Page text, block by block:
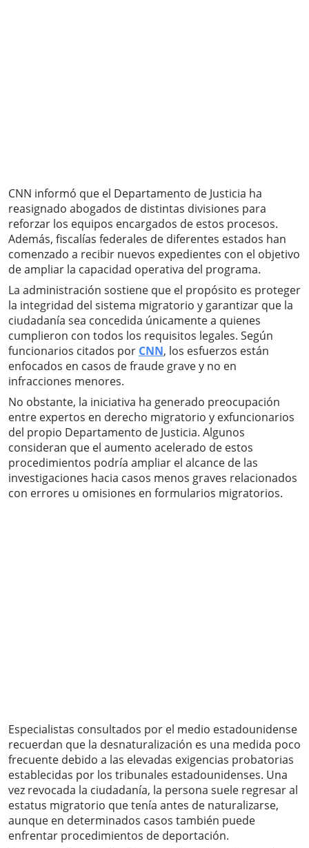
CNN informó que el Departamento de Justicia ha
reasignado abogados de distintas divisiones para
reforzar los equipos encargados de estos procesos.
Además, fiscalías federales de diferentes estados han
comenzado a recibir nuevos expedientes con el objetivo
de ampliar la capacidad operativa del programa.
La administración sostiene que el propósito es proteger
la integridad del sistema migratorio y garantizar que la
ciudadanía sea concedida únicamente a quienes
cumplieron con todos los requisitos legales. Según
funcionarios citados por CNN, los esfuerzos están
enfocados en casos de fraude grave y no en
infracciones menores.
No obstante, la iniciativa ha generado preocupación
entre expertos en derecho migratorio y exfuncionarios
del propio Departamento de Justicia. Algunos
consideran que el aumento acelerado de estos
procedimientos podría ampliar el alcance de las
investigaciones hacia casos menos graves relacionados
con errores u omisiones en formularios migratorios.
Especialistas consultados por el medio estadounidense
recuerdan que la desnaturalización es una medida poco
frecuente debido a las elevadas exigencias probatorias
establecidas por los tribunales estadounidenses. Una
vez revocada la ciudadanía, la persona suele regresar al
estatus migratorio que tenía antes de naturalizarse,
aunque en determinados casos también puede
enfrentar procedimientos de deportación.